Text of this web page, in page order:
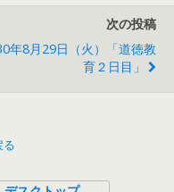
次の投稿
年8月29日（火）「道徳教
育２日目」
る